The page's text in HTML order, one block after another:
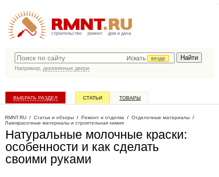
строительство ремонт дом и дача
Искать
везде
Например, деревянные двери
ВЫБРАТЬ РАЗДЕЛ СТАТЬИ ТОВАРЫ
RMNT.RU / Статьи и обзоры / Ремонт и отделка / Отделочные материалы /
Лакокрасочные материалы и строительная химия
Натуральные молочные краски:
особенности и как сделать
своими руками